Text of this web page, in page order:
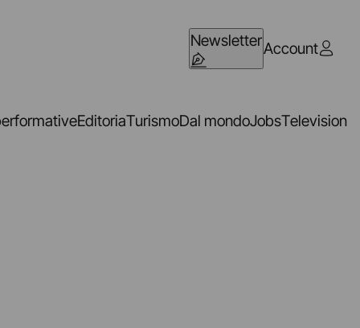
NewsletterAccount
EditoriaTurismoDal mondoJobsTelevision